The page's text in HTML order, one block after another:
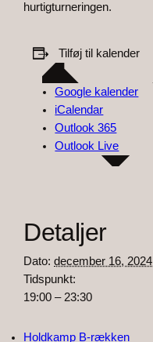
hurtigturneringen.
Tilføj til kalender
Google kalender
iCalendar
Outlook 365
Outlook Live
Detaljer
Dato: december 16, 2024
Tidspunkt:
19:00 – 23:30
Holdkamp B-rækken